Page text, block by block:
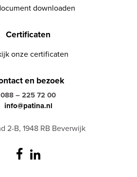
downloaden
Certificaten
onze certificaten
en bezoek
088 – 225 72 00
info@patina.nl
2-B, 1948 RB Beverwijk